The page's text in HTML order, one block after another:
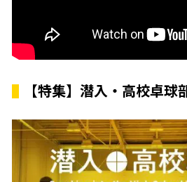
【特集】潜入・高校卓球